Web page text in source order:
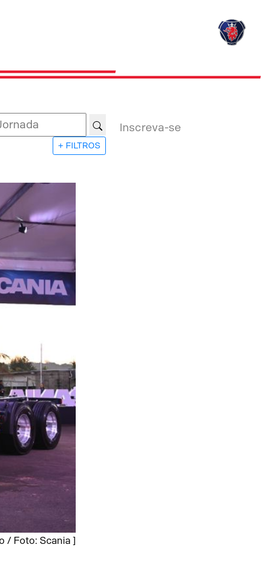
+ FILTROS
Inscreva-se
/ Foto: Scania ]